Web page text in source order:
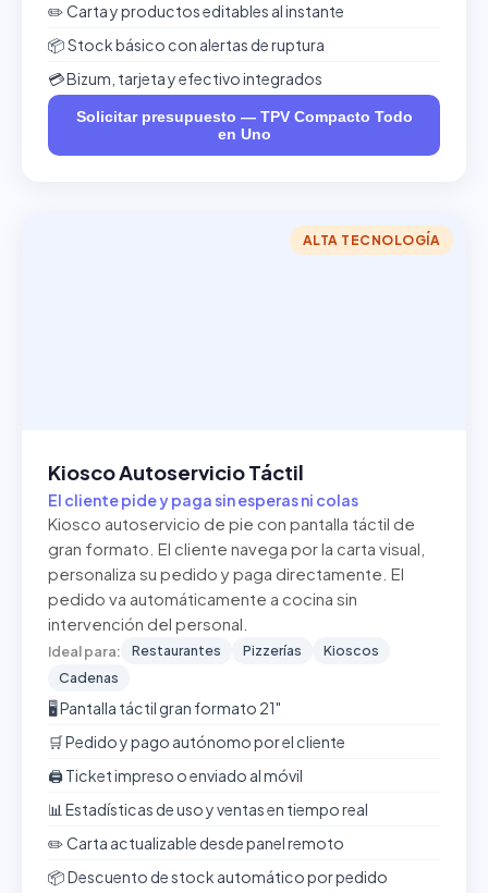
✏️ Carta y productos editables al instante
📦 Stock básico con alertas de ruptura
💳 Bizum, tarjeta y efectivo integrados
Solicitar presupuesto — TPV Compacto Todo
en Uno
ALTA TECNOLOGÍA
Kiosco Autoservicio Táctil
El cliente pide y paga sin esperas ni colas
Kiosco autoservicio de pie con pantalla táctil de
gran formato. El cliente navega por la carta visual,
personaliza su pedido y paga directamente. El
pedido va automáticamente a cocina sin
intervención del personal.
Ideal para: Restaurantes Pizzerías
Kioscos
Cadenas
🖥️ Pantalla táctil gran formato 21"
🛒 Pedido y pago autónomo por el cliente
🖨️ Ticket impreso o enviado al móvil
📊 Estadísticas de uso y ventas en tiempo real
✏️ Carta actualizable desde panel remoto
📦 Descuento de stock automático por pedido